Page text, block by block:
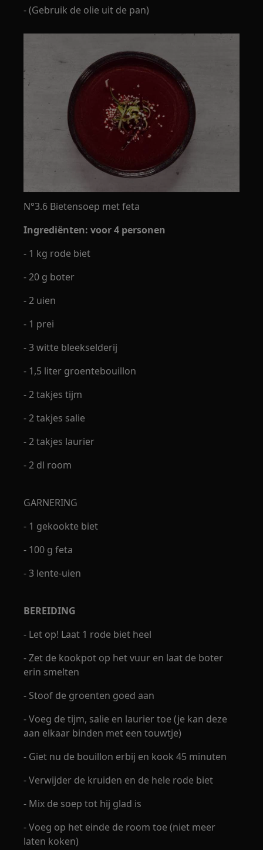
- (Gebruik de olie uit de pan)
N°3.6 Bietensoep met feta
Ingrediënten: voor 4 personen
- 1 kg rode biet
- 20 g boter
- 2 uien
- 1 prei
- 3 witte bleekselderij
- 1,5 liter groentebouillon
- 2 takjes tijm
- 2 takjes salie
- 2 takjes laurier
- 2 dl room
GARNERING
- 1 gekookte biet
- 100 g feta
- 3 lente-uien
BEREIDING
- Let op! Laat 1 rode biet heel
- Zet de kookpot op het vuur en laat de boter
erin smelten
- Stoof de groenten goed aan
- Voeg de tijm, salie en laurier toe (je kan deze
aan elkaar binden met een touwtje)
- Giet nu de bouillon erbij en kook 45 minuten
- Verwijder de kruiden en de hele rode biet
- Mix de soep tot hij glad is
- Voeg op het einde de room toe (niet meer
laten koken)